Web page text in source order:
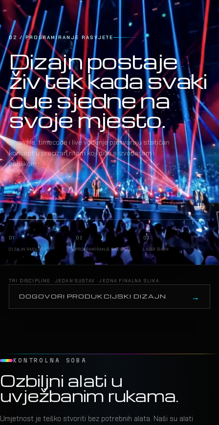
03 / LASER SHOW
Laser ne
dodajemo na
sliku.
Ugrađujemo
ga u nju.
Smjerovi, geometrija, boja i sigurnosne zone
programirani su kao sastavni dio iste scenografije,
glazbe i svjetla.
01
DIZAJN RASVJETE
02
PROGRAMIRANJE RASVJETE
03
LASER SHOW
TRI DISCIPLINE · JEDAN SUSTAV · JEDNA FINALNA SLIKA
DOGOVORI PRODUKCIJSKI DIZAJN
KONTROLNA SOBA
Ozbiljni alati u
uvježbanim rukama.
Umjetnost je teško stvoriti bez potrebnih alata. Naši su alati